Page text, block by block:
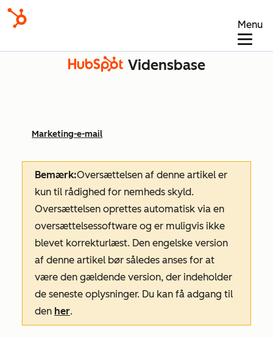
Menu
Vidensbase
Marketing-e-mail
Bemærk:Oversættelsen af denne artikel er
kun til rådighed for nemheds skyld.
Oversættelsen oprettes automatisk via en
oversættelsessoftware og er muligvis ikke
blevet korrekturlæst. Den engelske version
af denne artikel bør således anses for at
være den gældende version, der indeholder
de seneste oplysninger. Du kan få adgang til
den her.